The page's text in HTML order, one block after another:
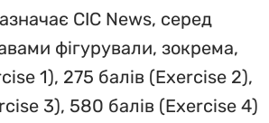
CIC News, серед
фігурували, зокрема,
1), 275 балів (Exercise 2),
3), 580 балів (Exercise 4)